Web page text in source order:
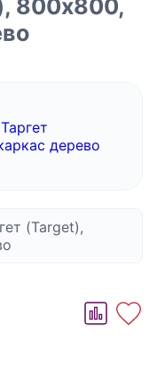
800х800,
в указанной форме
подтверждаю
тесновато.
стильный стол